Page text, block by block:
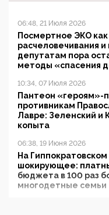
06:48, 21 Июля 2026
Посмертное ЭКО
расчеловечивания
депутатам пора
методы «спасения
10:34, 07 Июля 2026
Пантеон «героям»-
противникам
Лавре: Зеленский и
копыта
06:38, 19 Июня 2026
На
шокирующее:
бюджета в 100 раз
многодетные семьи